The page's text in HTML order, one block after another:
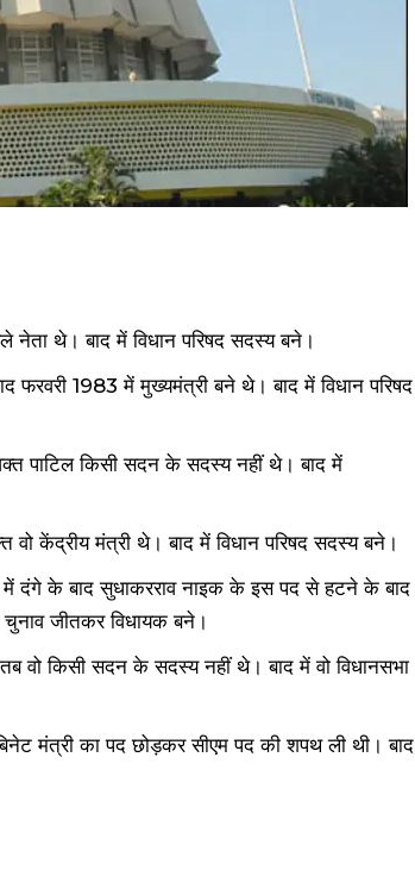
थे। बाद में विधान परिषद सदस्य बने।
फरवरी 1983 में मुख्यमंत्री बने थे। बाद में विधान परिषद
पाटिल किसी सदन के सदस्य नहीं थे। बाद में
केंद्रीय मंत्री थे। बाद में विधान परिषद सदस्य बने।
में दंगे के बाद सुधाकरराव नाइक के इस पद से हटने के बाद
चुनाव जीतकर विधायक बने।
वो किसी सदन के सदस्य नहीं थे। बाद में वो विधानसभा
मंत्री का पद छोड़कर सीएम पद की शपथ ली थी। बाद